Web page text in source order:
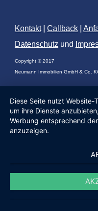
Kontakt| Callback
Datenschutz und
Copyright © 2017
Neumann Immobilien GmbH & Co.
Diese Seite nutzt Website-
um ihre Dienste
Werbung entsprechend
anzuzeigen.